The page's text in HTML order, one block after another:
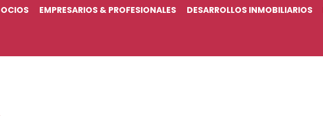
EMPRESARIOS & PROFESIONALES DESARROLLOS INMOBILIARIOS